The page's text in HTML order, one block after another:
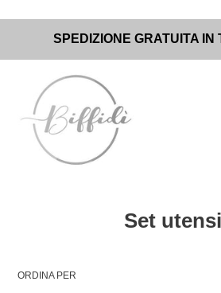
contenuti
SPEDIZIONE GRATUITA IN
C
Set
ORDINA PER